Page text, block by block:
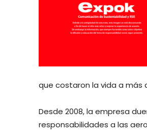
que costaron la vida a más
Desde 2008, la empresa
responsabilidades a las